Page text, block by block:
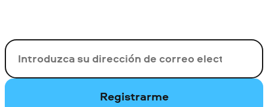
Su correo electrónico
Registrarme